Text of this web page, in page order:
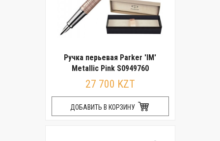
Ручка перьевая Parker 'IM'
Metallic Pink S0949760
27 700 KZT
ДОБАВИТЬ В КОРЗИНУ